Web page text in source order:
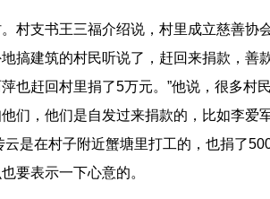
支书王三福介绍说，村里成立慈善协
搞建筑的村民听说了，赶回来捐款，善
也赶回村里捐了5万元。”他说，很多村
们，他们是自发过来捐款的，比如李爱
是在村子附近蟹塘里打工的，也捐了
要表示一下心意的。